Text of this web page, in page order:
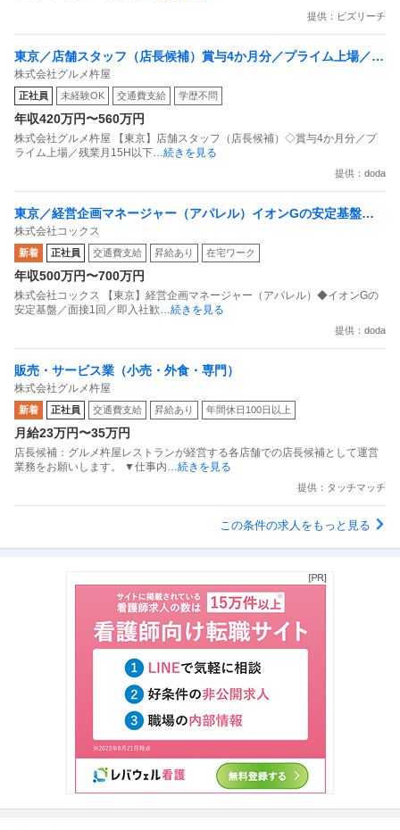
提供：ビズリーチ
東京／店舗スタッフ（店長候補）賞与4か月分／プライム上場／残
業月15H以下／新店オープン多数
株式会社グルメ杵屋
正社員 未経験OK 交通費支給 学歴不問
年収420万円〜560万円
株式会社グルメ杵屋 【東京】店舗スタッフ（店長候補）◇賞与4か月分／プ
ライム上場／残業月15H以下 …続きを見る
提供：doda
東京／経営企画マネージャー（アパレル）イオンGの安定基盤／
面接1回／即入社歓迎
株式会社コックス
新着 正社員 交通費支給 昇給あり 在宅ワーク
年収500万円〜700万円
株式会社コックス 【東京】経営企画マネージャー（アパレル）◆イオンGの
安定基盤／面接1回／即入社歓 …続きを見る
提供：doda
販売・サービス業（小売・外食・専門）
株式会社グルメ杵屋
新着 正社員 交通費支給 昇給あり 年間休日100日以上
月給23万円〜35万円
店長候補：グルメ杵屋レストランが経営する各店舗での店長候補として運営
業務をお願いします。 ▼仕事内 …続きを見る
提供：タッチマッチ
この条件の求人をもっと見る